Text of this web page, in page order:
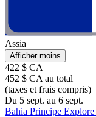
Assia
Afficher moins
422 $ CA
452 $ CA au total
(taxes et frais compris)
Du 5 sept. au 6 sept.
Bahia Principe